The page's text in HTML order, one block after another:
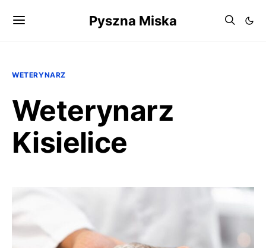
Pyszna Miska
WETERYNARZ
Weterynarz
Kisielice